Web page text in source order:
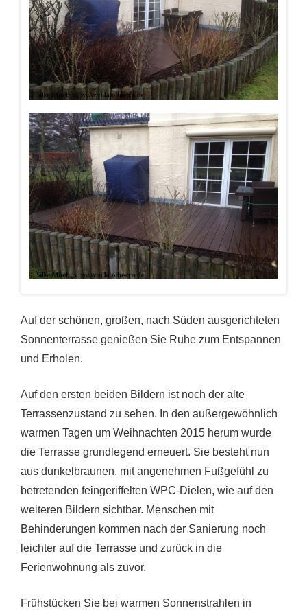
Auf der schönen, großen, nach Süden ausgerichteten
Sonnenterrasse genießen Sie Ruhe zum Entspannen
und Erholen.
Auf den ersten beiden Bildern ist noch der alte
Terrassenzustand zu sehen. In den außergewöhnlich
warmen Tagen um Weihnachten 2015 herum wurde
die Terrasse grundlegend erneuert. Sie besteht nun
aus dunkelbraunen, mit angenehmen Fußgefühl zu
betretenden feingeriffelten WPC-Dielen, wie auf den
weiteren Bildern sichtbar. Menschen mit
Behinderungen kommen nach der Sanierung noch
leichter auf die Terrasse und zurück in die
Ferienwohnung als zuvor.
Frühstücken Sie bei warmen Sonnenstrahlen in